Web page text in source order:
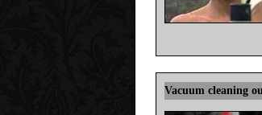
Vacuum cleaning